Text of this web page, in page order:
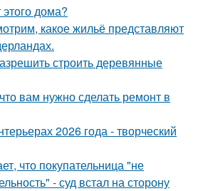
дома?
какое жильё представляют
строить деревянные
вам нужно сделать ремонт в
2026 года - творческий
что покупательница "не
- суд встал на сторону